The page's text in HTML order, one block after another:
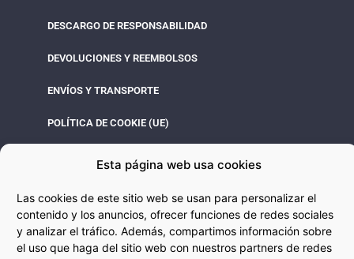
Esta página web usa cookies
Las cookies de este sitio web se usan para personalizar el
contenido y los anuncios, ofrecer funciones de redes sociales
y analizar el tráfico. Además, compartimos información sobre
el uso que haga del sitio web con nuestros partners de redes
DESCARGO DE RESPONSABILIDAD
DEVOLUCIONES Y REEMBOLSOS
ENVÍOS Y TRANSPORTE
POLÍTICA DE COOKIE (UE)
CONTACTO
603 364 007
LUNES - VIERNES
09:30 – 18:00